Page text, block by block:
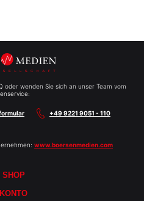
oder wenden Sie sich an unser Team vom
+49 9221 9051 - 110
www.boersenmedien.com
SHOP
Reports
Bücher
KONTO